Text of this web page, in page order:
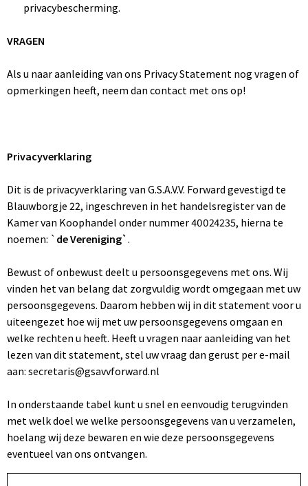
privacybescherming.
VRAGEN
Als u naar aanleiding van ons Privacy Statement nog vragen of
opmerkingen heeft, neem dan contact met ons op!
Privacyverklaring
Dit is de privacyverklaring van G.S.A.V.V. Forward gevestigd te
Blauwborgje 22, ingeschreven in het handelsregister van de
Kamer van Koophandel onder nummer 40024235, hierna te
noemen: ` de Vereniging` .
Bewust of onbewust deelt u persoonsgegevens met ons. Wij
vinden het van belang dat zorgvuldig wordt omgegaan met uw
persoonsgegevens. Daarom hebben wij in dit statement voor u
uiteengezet hoe wij met uw persoonsgegevens omgaan en
welke rechten u heeft. Heeft u vragen naar aanleiding van het
lezen van dit statement, stel uw vraag dan gerust per e-mail
aan: secretaris@gsavvforward.nl
In onderstaande tabel kunt u snel en eenvoudig terugvinden
met welk doel we welke persoonsgegevens van u verzamelen,
hoelang wij deze bewaren en wie deze persoonsgegevens
eventueel van ons ontvangen.